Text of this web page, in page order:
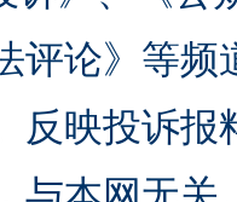
评论》等
反映投诉